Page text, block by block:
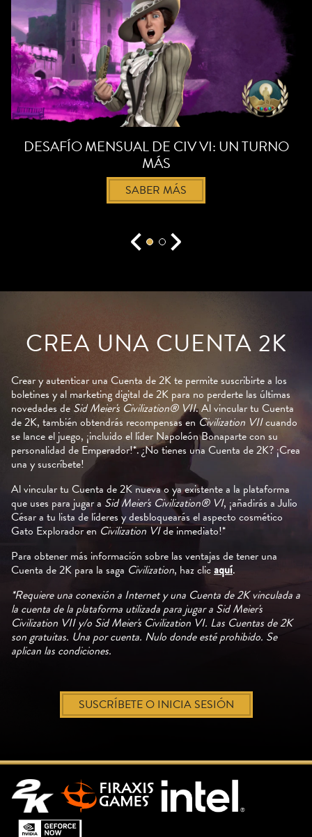
DESAFÍO MENSUAL DE CIV VI: UN TURNO
MÁS
SABER MÁS
CREA UNA CUENTA 2K
Crear y autenticar una Cuenta de 2K te permite suscribirte a los
boletines y al marketing digital de 2K para no perderte las últimas
novedades de Sid Meier's Civilization® VII. Al vincular tu Cuenta
de 2K, también obtendrás recompensas en Civilization VIIcuando
se lance el juego, ¡incluido el líder Napoleón Bonaparte con su
personalidad de Emperador!*. ¿No tienes una Cuenta de 2K? ¡Crea
una y suscríbete!
Al vincular tu Cuenta de 2K nueva o ya existente a la plataforma
que uses para jugar a Sid Meier's Civilization® VI, ¡añadirás a Julio
César a tu lista de líderes y desbloquearás el aspecto cosmético
Gato Explorador en Civilization VIde inmediato!*
Para obtener más información sobre las ventajas de tener una
Cuenta de 2K para la saga Civilization, haz clicaquí.
*Requiere una conexión a Internet y una Cuenta de 2K vinculada a
la cuenta de la plataforma utilizada para jugar a Sid Meier's
Civilization VII y/o Sid Meier's Civilization VI. Las Cuentas de 2K
son gratuitas. Una por cuenta. Nulo donde esté prohibido. Se
aplican las condiciones.
SUSCRÍBETE O INICIA SESIÓN